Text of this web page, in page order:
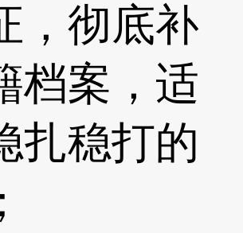
，彻底补
档案，适
扎稳打的